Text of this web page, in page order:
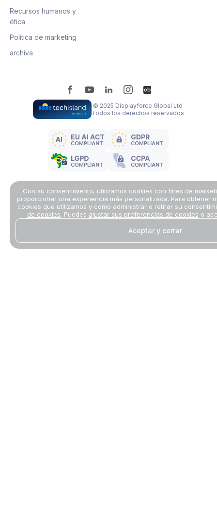
Recursos humanos y
ética
Política de marketing
archiva
© 2025 Displayforce Global Ltd
Todos los derechos reservados
Con su consentimiento, utilizamos cookies con fines de
proporcionar una experiencia más personalizada. Para obtener
cookies que utilizamos y cómo administrar o retirar su
de cookies. Puedes ajustar sus preferencias de cookies o
Aceptar y cerrar